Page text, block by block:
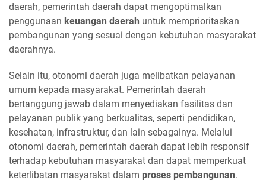
daerah, pemerintah daerah dapat mengoptimalkan
penggunaan keuangan daerah untuk memprioritaskan
pembangunan yang sesuai dengan kebutuhan masyarakat
daerahnya.
Selain itu, otonomi daerah juga melibatkan pelayanan
umum kepada masyarakat. Pemerintah daerah
bertanggung jawab dalam menyediakan fasilitas dan
pelayanan publik yang berkualitas, seperti pendidikan,
kesehatan, infrastruktur, dan lain sebagainya. Melalui
otonomi daerah, pemerintah daerah dapat lebih responsif
terhadap kebutuhan masyarakat dan dapat memperkuat
keterlibatan masyarakat dalam proses pembangunan.